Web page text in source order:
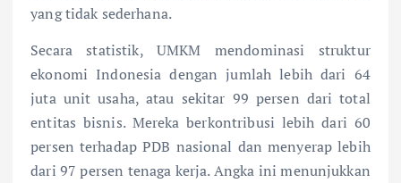
yang tidak sederhana.
Secara statistik, UMKM mendominasi struktur
ekonomi Indonesia dengan jumlah lebih dari 64
juta unit usaha, atau sekitar 99 persen dari total
entitas bisnis. Mereka berkontribusi lebih dari 60
persen terhadap PDB nasional dan menyerap lebih
dari 97 persen tenaga kerja. Angka ini menunjukkan